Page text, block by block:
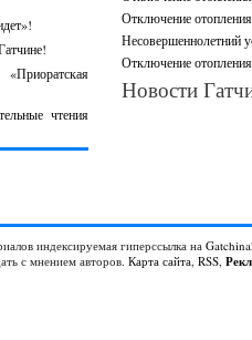
чтения
Отключение
Несовершеннолетний
Отключение
Новости
индексируемая гиперссылка на
с мнением авторов. Карта сайта, RSS,